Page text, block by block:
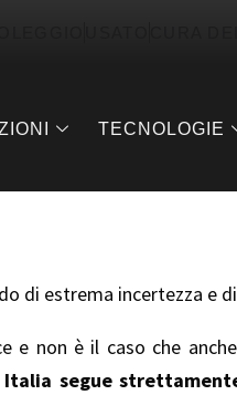
TECNOLOGIE
di estrema incertezza e
e non è il caso che
Italia segue